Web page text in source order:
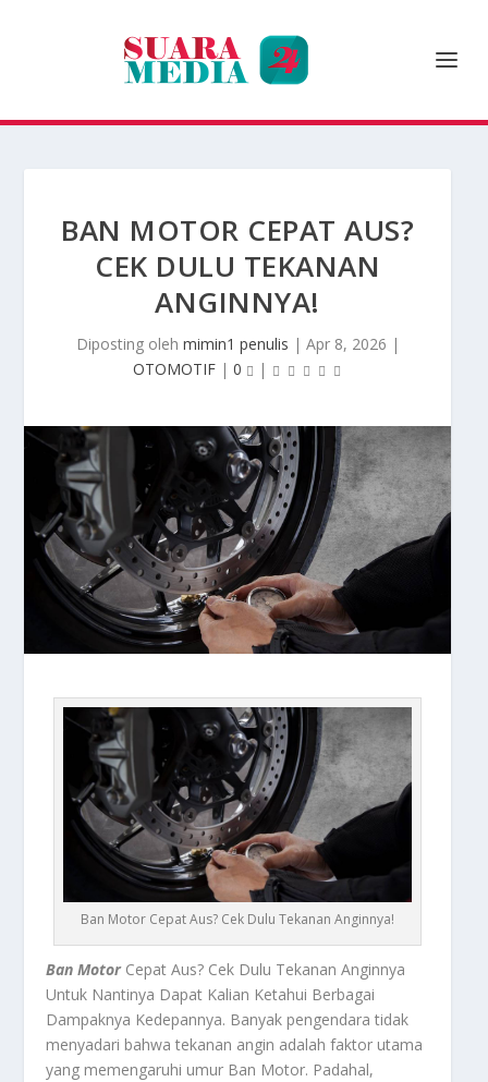
BAN MOTOR CEPAT AUS?
CEK DULU TEKANAN
ANGINNYA!
Diposting oleh mimin1 penulis | Apr 8, 2026 |
OTOMOTIF| 0 |
Ban Motor Cepat Aus? Cek Dulu Tekanan Anginnya!
Ban MotorCepat Aus? Cek Dulu Tekanan Anginnya
Untuk Nantinya Dapat Kalian Ketahui Berbagai
Dampaknya Kedepannya. Banyak pengendara tidak
menyadari bahwa tekanan angin adalah faktor utama
yang memengaruhi umur Ban Motor. Padahal,